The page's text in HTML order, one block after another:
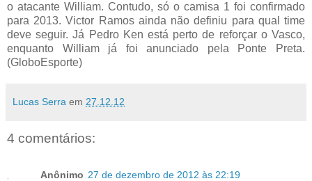
o atacante William. Contudo, só o camisa 1 foi confirmado
para 2013. Victor Ramos ainda não definiu para qual time
deve seguir. Já Pedro Ken está perto de reforçar o Vasco,
enquanto William já foi anunciado pela Ponte Preta.
(GloboEsporte)
Lucas Serra em 27.12.12
4 comentários:
Anônimo 27 de dezembro de 2012 às 22:19